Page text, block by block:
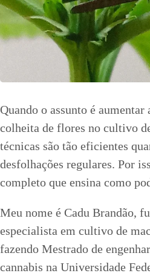
Quando o assunto é
colheita de flores no cultivo
técnicas são tão eficientes
desfolhações regulares. Por
completo que ensina como
Meu nome é Cadu Brandão,
especialista em cultivo de
fazendo Mestrado de
cannabis na Universidade